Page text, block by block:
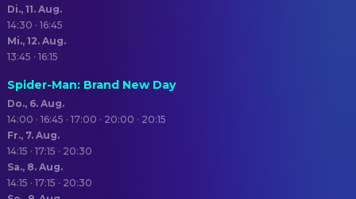
Di., 11. Aug.
14:30 · 16:45
Mi., 12. Aug.
13:45 · 16:15
Spider-Man: Brand New Day
Do., 6. Aug.
14:00 · 16:45 · 17:00 · 20:00 · 20:15
Fr., 7. Aug.
14:15 · 17:15 · 20:30
Sa., 8. Aug.
14:15 · 17:15 · 20:30